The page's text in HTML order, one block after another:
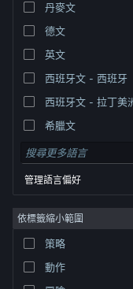
權人在美國與其它國家（地區）之
Cookie
丹麥文
德文
英文
西班牙文 - 西班牙
西班牙文 - 拉丁美
希臘文
管理語言偏好
依標籤縮小範圍
策略
動作